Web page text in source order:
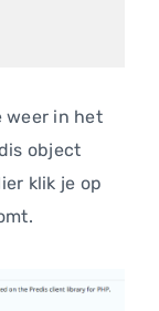
weer in het
object
klik je op